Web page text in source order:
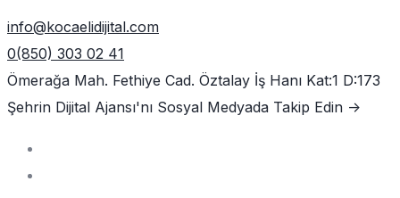
info@kocaelidijital.com
0(850) 303 02 41
Ömerağa Mah. Fethiye Cad. Öztalay İş Hanı Kat:1 D:173
Şehrin Dijital Ajansı'nı Sosyal Medyada Takip Edin ->